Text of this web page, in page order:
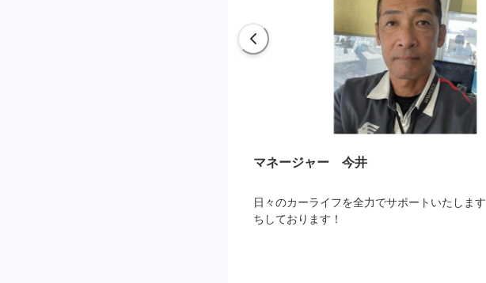
マネージャー 今井
日々のカーライフを全力でサポートいたしま
ちしております！